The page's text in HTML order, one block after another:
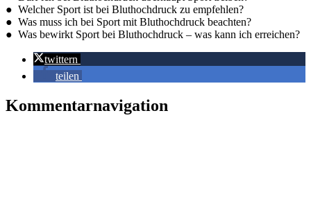
● Welcher Sport ist bei Bluthochdruck zu empfehlen?
● Was muss ich bei Sport mit Bluthochdruck beachten?
● Was bewirkt Sport bei Bluthochdruck – was kann ich erreichen?
twittern
teilen
Kommentarnavigation